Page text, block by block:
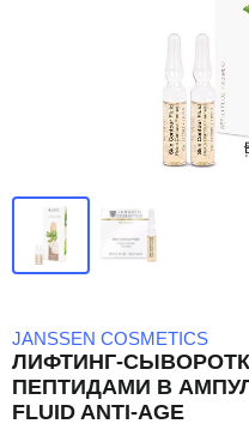
JANSSEN COSMETICS
ЛИФТИНГ-
ПЕПТИДАМИ В
FLUID ANTI-AGE